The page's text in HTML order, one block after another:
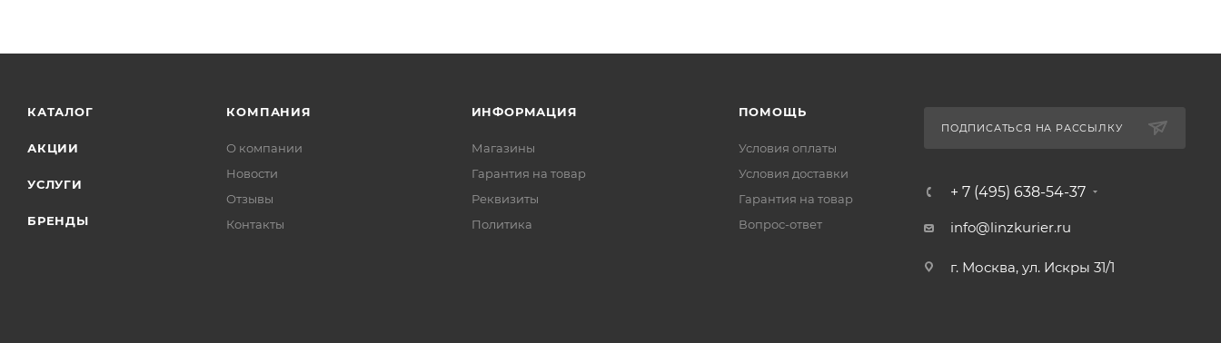
КАТАЛОГ
АКЦИИ
УСЛУГИ
БРЕНДЫ
КОМПАНИЯ
О компании
Новости
Отзывы
Контакты
ИНФОРМАЦИЯ
Магазины
Гарантия на товар
Реквизиты
Политика
ПОМОЩЬ
Условия оплаты
Условия доставки
Гарантия на товар
Вопрос-ответ
ПОДПИСАТЬСЯ НА РАССЫЛКУ
+ 7 (495) 638-54-37
info@linzkurier.ru
г. Москва, ул. Искры 31/1